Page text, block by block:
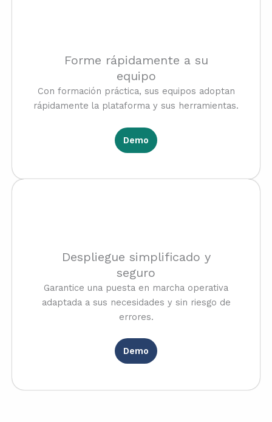
Forme rápidamente a su
equipo
Con formación práctica, sus equipos adoptan
rápidamente la plataforma y sus herramientas.
Demo
Despliegue simplificado y
seguro
Garantice una puesta en marcha operativa
adaptada a sus necesidades y sin riesgo de
errores.
Demo